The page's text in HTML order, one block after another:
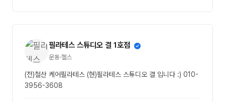
필라테스 스튜디오 결 1호점
운동·헬스
(전)철산 케어필라테스 (현)필라테스 스튜디오 결 입니다 :) 010-
3956-3608